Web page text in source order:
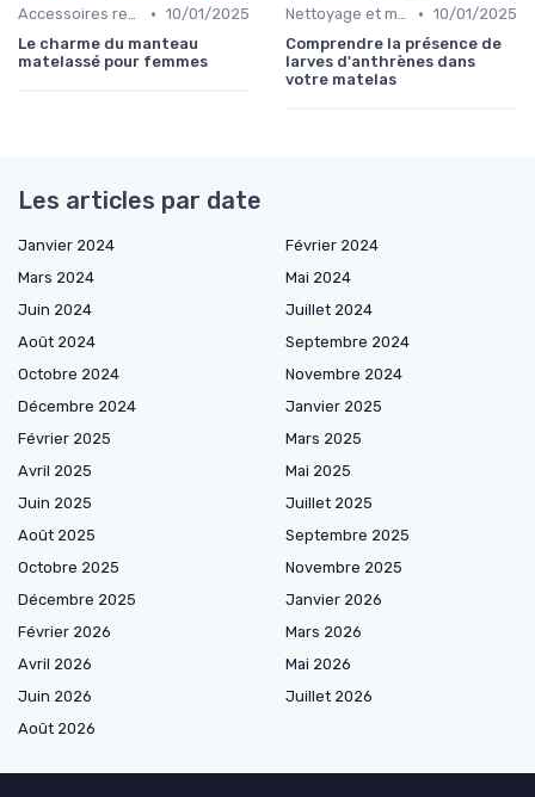
Accessoires recommandés • 10/01/2025
Le charme du manteau
matelassé pour femmes
Nettoyage et maintenance • 10/01/2025
Comprendre la présence de
larves d'anthrènes dans
votre matelas
Les articles par date
Janvier 2024
Février 2024
Mars 2024
Mai 2024
Juin 2024
Juillet 2024
Août 2024
Septembre 2024
Octobre 2024
Novembre 2024
Décembre 2024
Janvier 2025
Février 2025
Mars 2025
Avril 2025
Mai 2025
Juin 2025
Juillet 2025
Août 2025
Septembre 2025
Octobre 2025
Novembre 2025
Décembre 2025
Janvier 2026
Février 2026
Mars 2026
Avril 2026
Mai 2026
Juin 2026
Juillet 2026
Août 2026